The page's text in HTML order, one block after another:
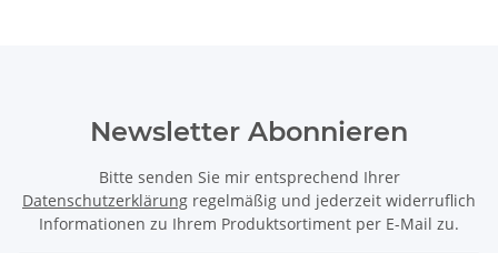
Newsletter Abonnieren
Bitte senden Sie mir entsprechend Ihrer
Datenschutzerklärung regelmäßig und jederzeit widerruflich
Informationen zu Ihrem Produktsortiment per E-Mail zu.